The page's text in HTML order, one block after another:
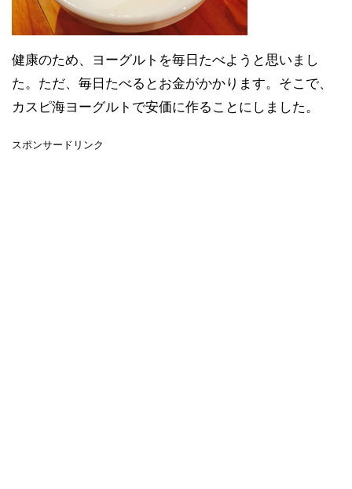
健康のため、ヨーグルトを毎日たべようと思いまし
た。ただ、毎日たべるとお金がかかります。そこで、
カスピ海ヨーグルトで安価に作ることにしました。
スポンサードリンク